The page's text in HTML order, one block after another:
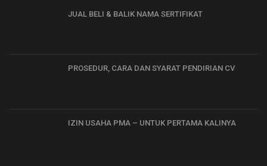
JUAL BELI & BALIK NAMA SERTIFIKAT
PROSEDUR, CARA DAN SYARAT PENDIRIAN CV
IZIN USAHA PMA – UNTUK PERTAMA KALINYA